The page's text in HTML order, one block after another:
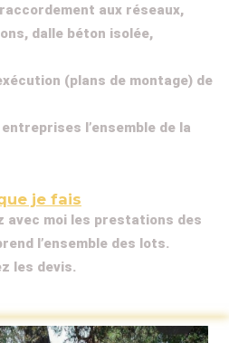
aux réseaux,
dalle béton isolée,
(plans de montage) de
l’ensemble de la
je fais
avec moi les prestations des
l’ensemble des lots.
les devis.